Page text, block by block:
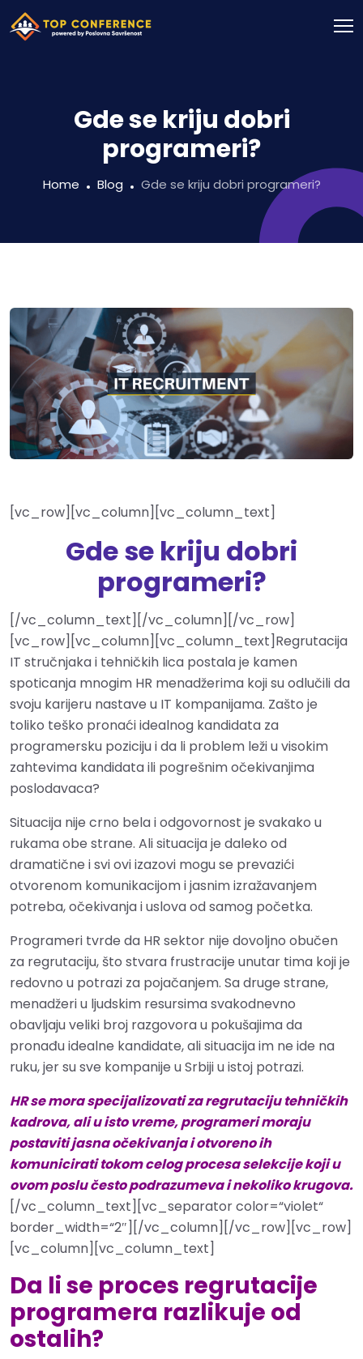
Gde se kriju dobri
programeri?
Home Blog Gde se kriju dobri programeri?
[vc_row][vc_column][vc_column_text]
Gde se kriju dobri
programeri?
[/vc_column_text][/vc_column][/vc_row]
[vc_row][vc_column][vc_column_text]Regrutacija
IT stručnjaka i tehničkih lica postala je kamen
spoticanja mnogim HR menadžerima koji su odlučili da
svoju karijeru nastave u IT kompanijama. Zašto je
toliko teško pronaći idealnog kandidata za
programersku poziciju i da li problem leži u visokim
zahtevima kandidata ili pogrešnim očekivanjima
poslodavaca?
Situacija nije crno bela i odgovornost je svakako u
rukama obe strane. Ali situacija je daleko od
dramatične i svi ovi izazovi mogu se prevazići
otvorenom komunikacijom i jasnim izražavanjem
potreba, očekivanja i uslova od samog početka.
Programeri tvrde da HR sektor nije dovoljno obučen
za regrutaciju, što stvara frustracije unutar tima koji je
redovno u potrazi za pojačanjem. Sa druge strane,
menadžeri u ljudskim resursima svakodnevno
obavljaju veliki broj razgovora u pokušajima da
pronađu idealne kandidate, ali situacija im ne ide na
ruku, jer su sve kompanije u Srbiji u istoj potrazi.
HR se mora specijalizovati za regrutaciju tehničkih
kadrova, ali u isto vreme, programeri moraju
postaviti jasna očekivanja i otvoreno ih
komunicirati tokom celog procesa selekcije koji u
ovom poslu često podrazumeva i nekoliko krugova.
[/vc_column_text][vc_separator color=“violet“
border_width=“2″][/vc_column][/vc_row][vc_row]
[vc_column][vc_column_text]
Da li se proces regrutacije
programera razlikuje od
ostalih?